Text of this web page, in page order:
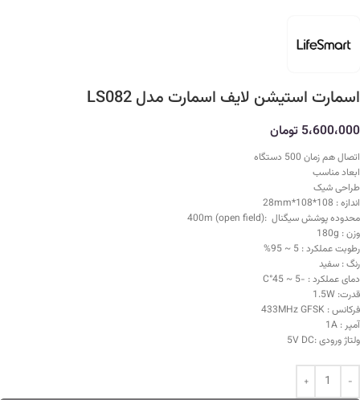
اسمارت استیشن لایف اسمارت مدل LS082
5،600،000 تومان
اتصال هم زمان 500 دستگاه
ابعاد مناسب
طراحی شیک
اندازه : 108*108*28mm
محدوده پوشش سیگنال :(400m (open field
وزن : 180g
رطوبت عملکرد : 5 ~ 95%
رنگ : سفید
دمای عملکرد : -5 ~ 45°C
قدرت: 1.5W
فرکانس : 433MHz GFSK
آمپر : 1A
ولتاژ ورودی :5V DC